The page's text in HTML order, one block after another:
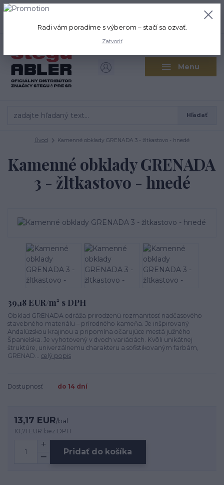
Menu
Hľadať
+421 917 280 411
0,00 EUR
Úvod Kamenné obklady GRENADA 3 - žltkastovo - hnedé
Kamenné obklady GRENADA
3 - žltkastovo - hnedé
39,18 EUR/m² s DPH
Obklad GRENADA odráža prirodzenú rozmanitosť nadčasového
stavebného materiálu – prírodného kameňa. Je inšpirovaný
Andalúzskou krajinou a pripomína očarujúce mestá južného
Španielska. Je vyhotovený v dvoch variáciách. Kvôli unikátnej
štruktúre, univerzálnemu charakteru a sofistikovaným farbám,
GRENAD... celý popis
Dostupnosť do 14 dní
13,17 EUR/bal
10,71 EUR bez DPH
Pridať do košíka
Radi vám poradíme s výberom – stačí sa ozvať.
Zatvoriť